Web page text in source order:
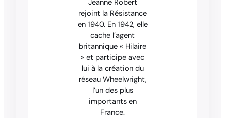
Jeanne Robert
rejoint la Résistance
en 1940. En 1942, elle
cache l’agent
britannique « Hilaire
» et participe avec
lui à la création du
réseau Wheelwright,
l’un des plus
importants en
France.